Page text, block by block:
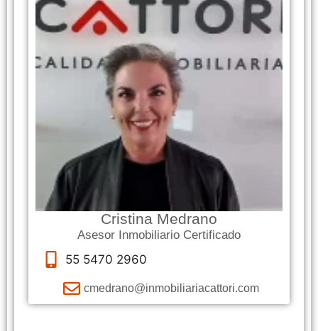
Cristina Medrano
Asesor Inmobiliario Certificado
55 5470 2960
cmedrano@inmobiliariacattori.com